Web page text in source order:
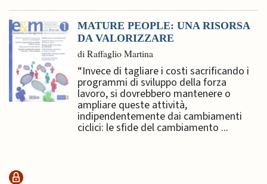
MATURE PEOPLE: UNA RISORSA
DA VALORIZZARE
di Raffaglio Martina
“Invece di tagliare i costi sacrificando i
programmi di sviluppo della forza
lavoro, si dovrebbero mantenere o
ampliare queste attività,
indipendentemente dai cambiamenti
ciclici: le sfide del cambiamento ...